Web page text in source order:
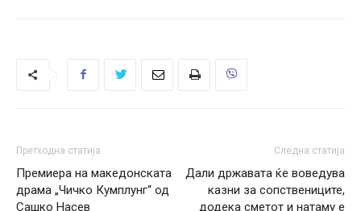
Претходна статија
Премиера на македонската
драма „Чичко Кумплунг“ од
Сашко Насев
Следна статија
Дали државата ќе воведува
казни за сопствениците,
додека сметот и натаму е